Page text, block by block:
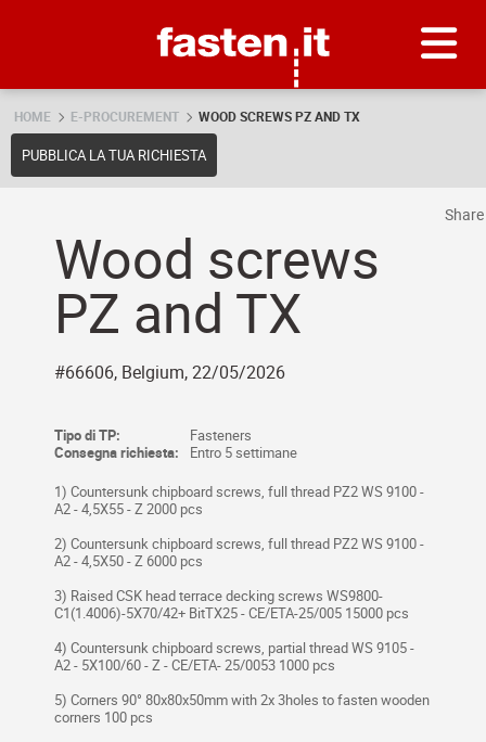
HOME E-PROCUREMENT WOOD SCREWS PZ AND TX
PUBBLICA LA TUA RICHIESTA
Wood screws
PZ and TX
#66606, Belgium, 22/05/2026
Tipo di TP:
Fasteners
Consegna richiesta:
Entro 5 settimane
1) Countersunk chipboard screws, full thread PZ2 WS 9100 -
A2 - 4,5X55 - Z 2000 pcs
2) Countersunk chipboard screws, full thread PZ2 WS 9100 -
A2 - 4,5X50 - Z 6000 pcs
3) Raised CSK head terrace decking screws WS9800-
C1(1.4006)-5X70/42+ BitTX25 - CE/ETA-25/005 15000 pcs
4) Countersunk chipboard screws, partial thread WS 9105 -
A2 - 5X100/60 - Z - CE/ETA- 25/0053 1000 pcs
5) Corners 90° 80x80x50mm with 2x 3holes to fasten wooden
corners 100 pcs
Share